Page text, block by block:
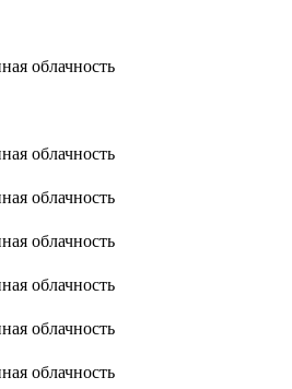
облачность
облачность
облачность
облачность
облачность
облачность
облачность